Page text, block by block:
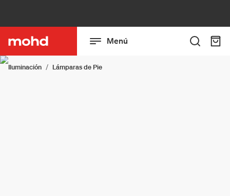
Menú
Iluminación Lámparas de Pie